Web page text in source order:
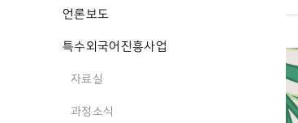
언론보도
특수외국어진흥사업
자료실
과정소식